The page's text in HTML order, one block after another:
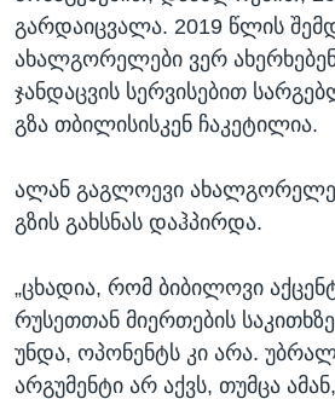
გარდაიცვალა. 2019 წლის
ახალგორელები ვერ
ჯანდაცვის სერვისებით
გზა თბილისისკენ ჩაკეტილია.
ალან გაგლოევი
გზის გახსნას დაჰპირდა.
„ცხადია, რომ ბიბილოვი
რუსეთთან მიერთების
უნდა, ოპონენტს კი არა.
არგუმენტი არ აქვს, თუმცა